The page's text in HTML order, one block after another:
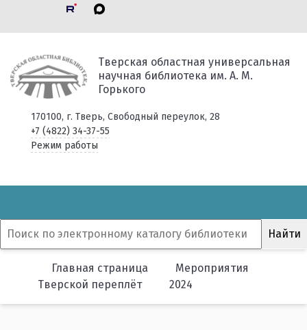
Тверская областная универсальная
научная библиотека им. А. М.
Горького
170100, г. Тверь, Свободный переулок, 28
+7 (4822) 34-37-55
Режим работы
Главная страница
Мероприятия
Тверской переплёт
2024